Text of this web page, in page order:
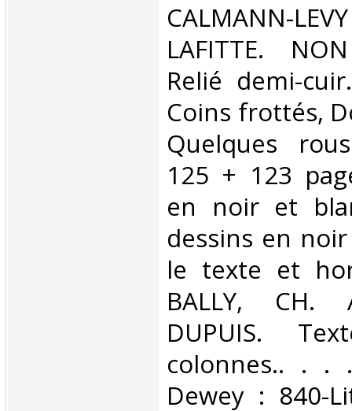
‎CALMANN-
LAFITTE.
Relié demi-
Coins frottés,
Quelques
125 + 123
en noir et
dessins en
le texte et
BALLY, CH.
DUPUIS.
colonnes.. . .
Dewey : 840-